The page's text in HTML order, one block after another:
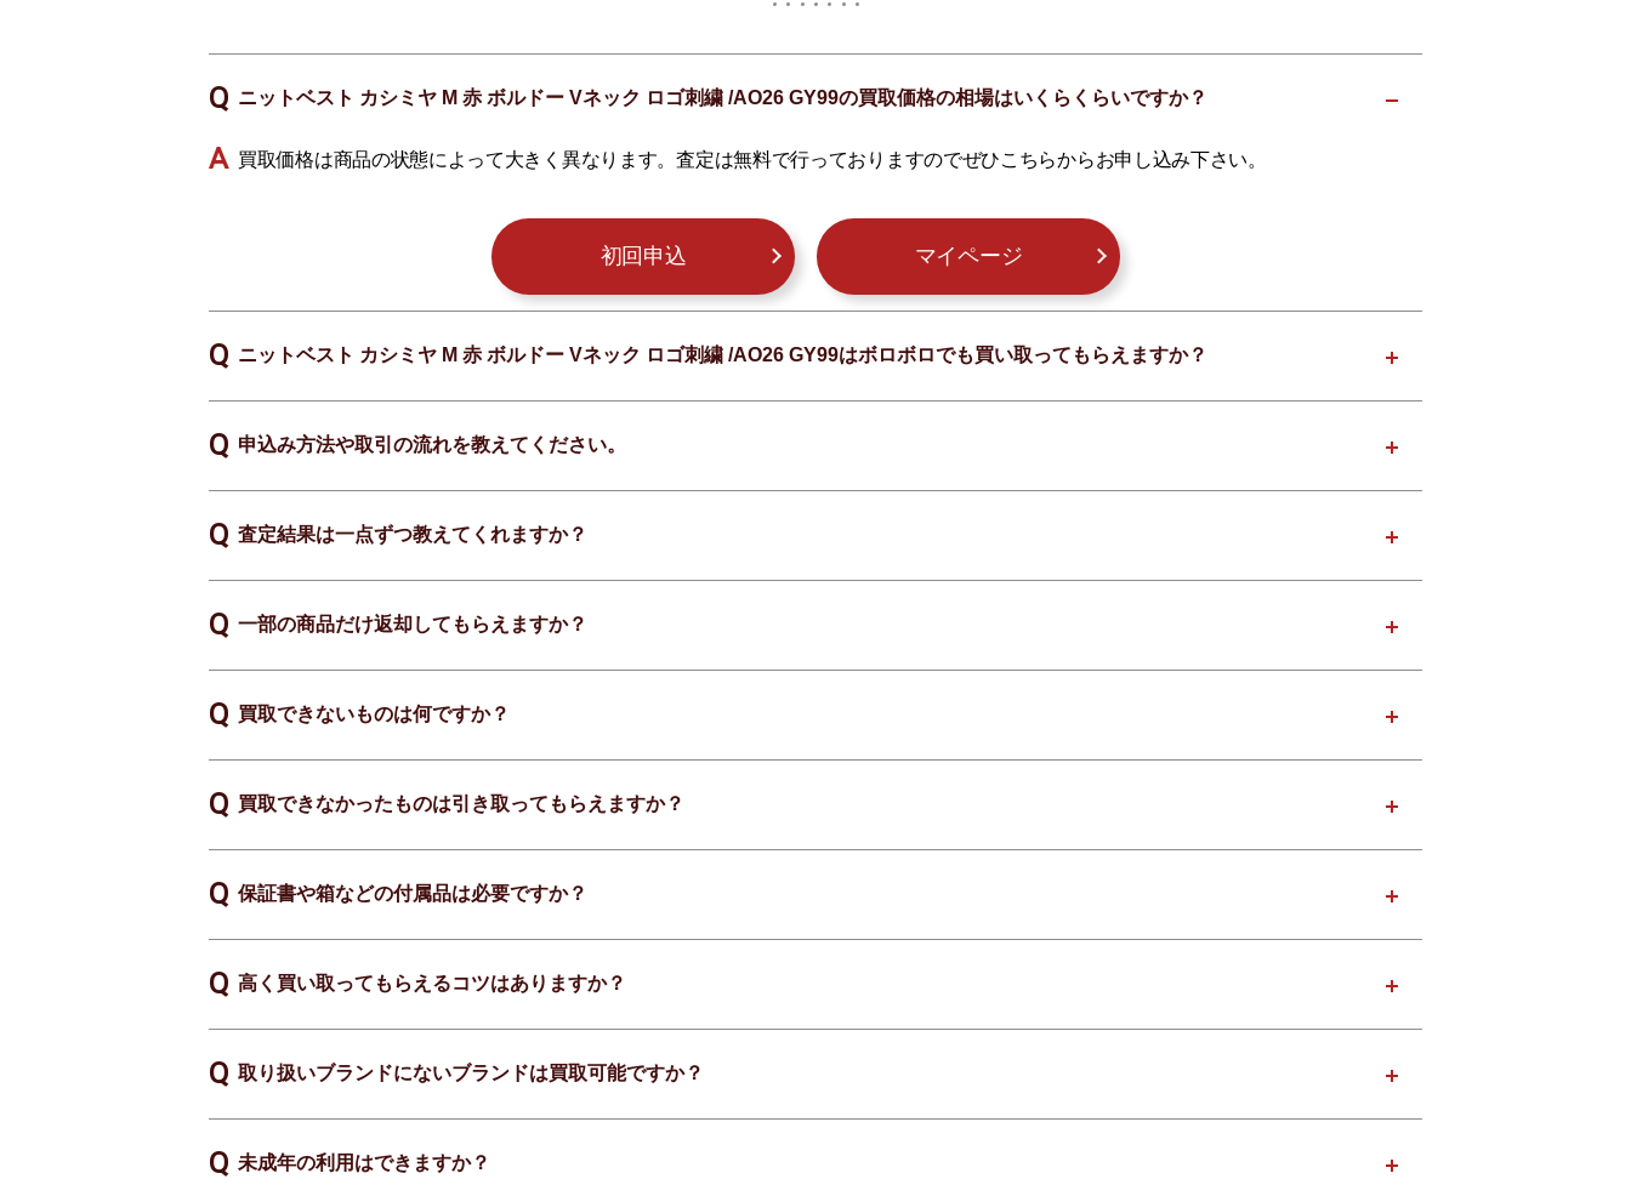
ニットベスト カシミヤ M 赤 ボルドー Vネック ロゴ刺繍 /AO26 GY99の買取価格の相場はいくらくらいですか？
買取価格は商品の状態によって大きく異なります。査定は無料で行っておりますのでぜひこちらからお申し込み下さい。
初回申込 マイページ
ニットベスト カシミヤ M 赤 ボルドー Vネック ロゴ刺繍 /AO26 GY99はボロボロでも買い取ってもらえますか？
申込み方法や取引の流れを教えてください。
査定結果は一点ずつ教えてくれますか？
一部の商品だけ返却してもらえますか？
買取できないものは何ですか？
買取できなかったものは引き取ってもらえますか？
保証書や箱などの付属品は必要ですか？
高く買い取ってもらえるコツはありますか？
取り扱いブランドにないブランドは買取可能ですか？
未成年の利用はできますか？